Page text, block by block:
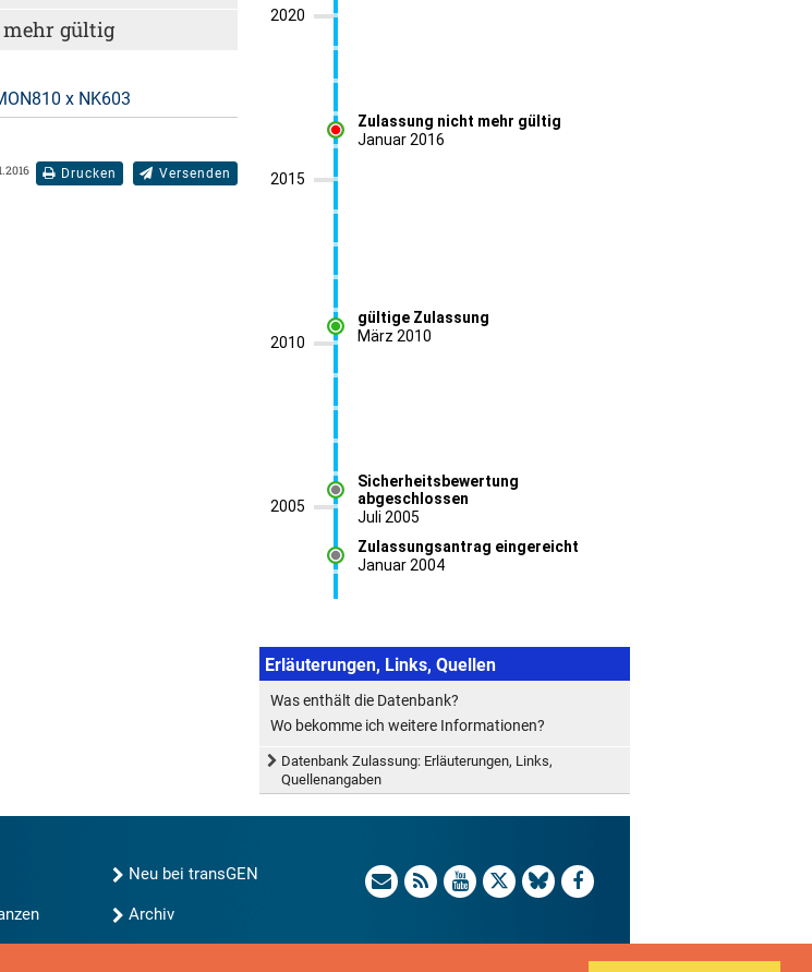
gültig
x NK603
Drucken Versenden
Erläuterungen, Links, Quellen
Was enthält die Datenbank?
Wo bekomme ich weitere Informationen?
Datenbank Zulassung: Erläuterungen, Links,
Quellenangaben
Neu bei transGEN
Archiv